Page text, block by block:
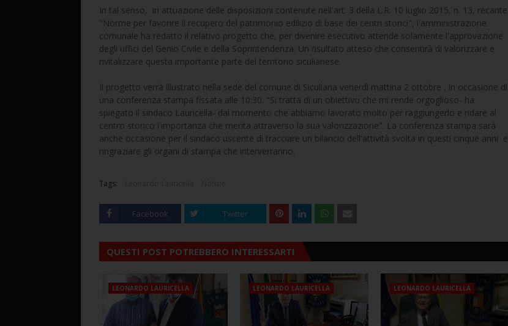
In tal senso, in attuazione delle disposizioni contenute nell'art. 3 della L.R. 10 luglio 2015, n. 13, recante
"Norme per favorire il recupero del patrimonio edilizio di base dei centri storici", l'amministrazione
comunale ha redatto il relativo progetto che, per divenire esecutivo attende solamente l'approvazione
degli uffici del Genio Civile e della Soprintendenza. Un risultato atteso che consentirà di valorizzare e
rivitalizzare questa importante parte del territorio siculianese.
Il progetto verrà illustrato nella sede del comune di Siculiana venerdì mattina 2 ottobre , in occasione di
una conferenza stampa fissata alle 10:30. "Si tratta di un obiettivo che mi rende orgoglioso- ha
spiegato il sindaco Lauricella- dal momento che abbiamo lavorato molto per raggiungerlo e ridare al
centro storico l'importanza che merita attraverso la sua valorizzazione". La conferenza stampa sarà
anche occasione per il sindaco uscente di tracciare un bilancio dell'attività svolta in questi cinque anni e
ringraziare gli organi di stampa che interverranno.
Tags:
Facebook Twitter
QUESTI POST POTREBBERO INTERESSARTI
LEONARDO LAURICELLA LEONARDO LAURICELLA LEONARDO LAURICELLA